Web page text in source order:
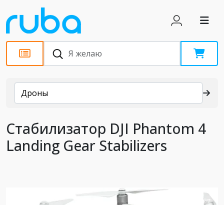
Каталог
Дроны
Стабилизатор DJI Phantom 4
Landing Gear Stabilizers